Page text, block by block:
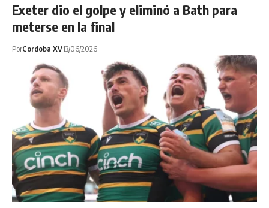
Exeter dio el golpe y eliminó a Bath para
meterse en la final
PorCordoba XV13/06/2026